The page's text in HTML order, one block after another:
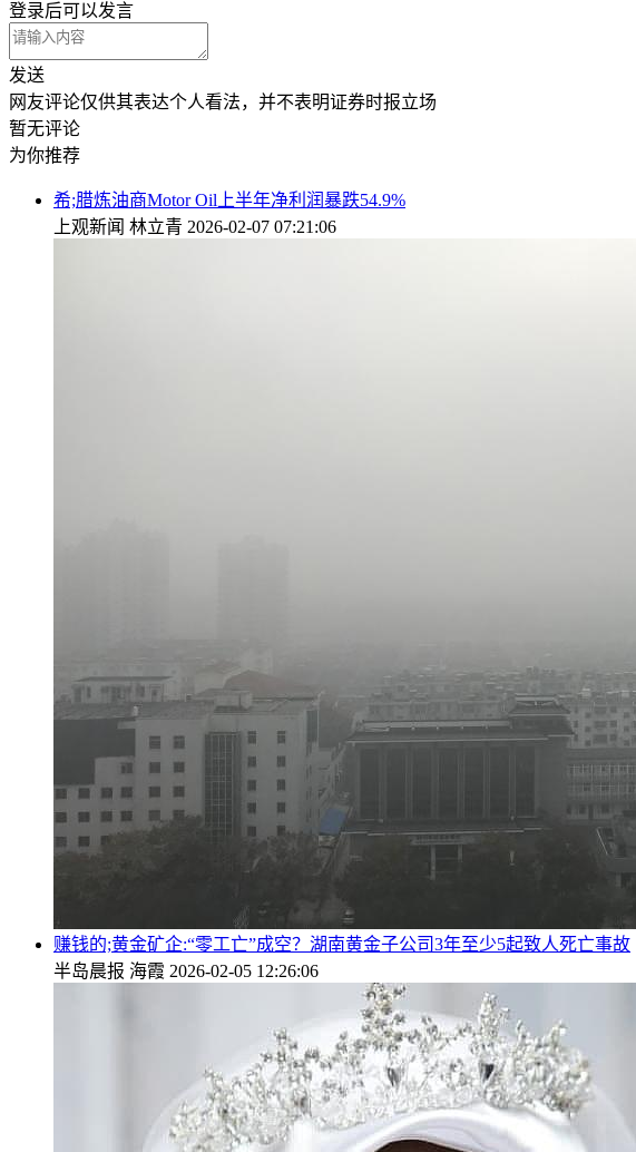
登录后可以发言
发送
网友评论仅供其表达个人看法，并不表明证券时报立场
暂无评论
为你推荐
希;腊炼油商Motor Oil上半年净利润暴跌54.9%
上观新闻 林立青 2026-02-07 07:21:06
赚钱的;黄金矿企:“零工亡”成空？湖南黄金子公司3年至少5起致人死亡事故
半岛晨报 海霞 2026-02-05 12:26:06